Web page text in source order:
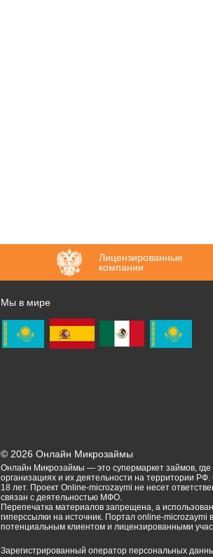
Лицензированные
компании
Мы в мире
© 2026 Онлайн Микрозаймы
Онлайн Микрозаймы — это супермаркет займов,
организациях и их деятельности на территории
18 лет. Проект Online-microzaymi не несет
связан с деятельностью МФО.
Перепечатка материалов запрещена, а
гиперссылки на источник. Портал online-
потенциальным клиентом и лицензированными
Зарегистрированный оператор персональных